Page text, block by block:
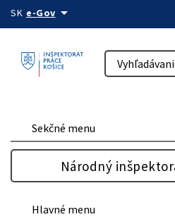
Preskočiť na obsah
SK e-Govarrow_drop_down
Sekčné menu
Národný
Hlavné menu